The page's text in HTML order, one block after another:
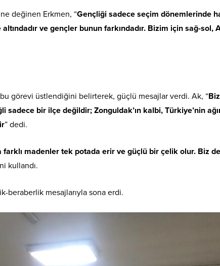
değinen Erkmen, “Gençliği sadece seçim dönemlerinde
ve gençler bunun farkındadır. Bizim için sağ-sol,
görevi üstlendiğini belirterek, güçlü mesajlar verdi. Ak, “
bir ilçe değildir; Zonguldak’ın kalbi, Türkiye’nin
” dedi.
farklı madenler tek potada erir ve güçlü bir çelik olur. Biz
kullandı.
beraberlik mesajlarıyla sona erdi.